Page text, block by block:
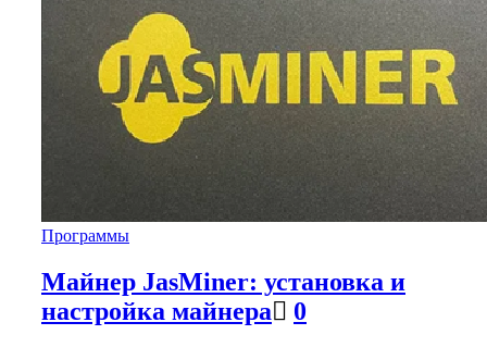
Программы
Майнер JasMiner: установка и
настройка майнера
0